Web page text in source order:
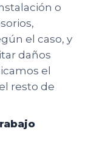
o
el caso, y
daños
el
resto de